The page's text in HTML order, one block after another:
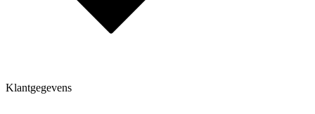
Bepaal framehoogte
Klantgegevens